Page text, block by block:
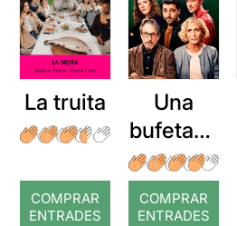
La truita
COMPRAR
ENTRADES
Una
bufetada
a temps
COMPRAR
ENTRADES